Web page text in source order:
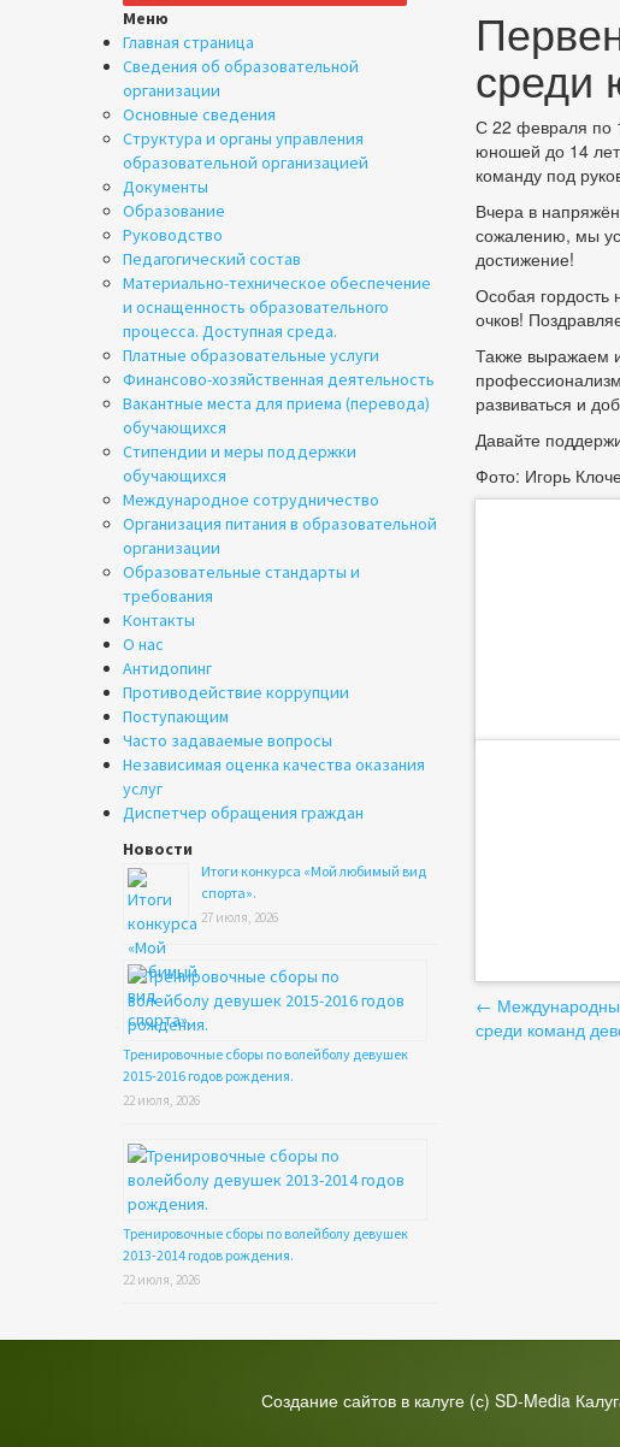
Меню
Главная страница
Сведения об образовательной
организации
Основные сведения
Структура и органы управления
образовательной организацией
Документы
Образование
Руководство
Педагогический состав
Материально-техническое обеспечение
и оснащенность образовательного
процесса. Доступная среда.
Платные образовательные услуги
Финансово-хозяйственная деятельность
Вакантные места для приема (перевода)
обучающихся
Стипендии и меры поддержки
обучающихся
Международное сотрудничество
Организация питания в образовательной
организации
Образовательные стандарты и
требования
Контакты
О нас
Антидопинг
Противодействие коррупции
Поступающим
Часто задаваемые вопросы
Независимая оценка качества оказания
услуг
Диспетчер обращения граждан
Новости
Итоги конкурса «Мой любимый вид
спорта».
27 июля, 2026
Тренировочные сборы по волейболу девушек
2015-2016 годов рождения.
22 июля, 2026
Тренировочные сборы по волейболу девушек
2013-2014 годов рождения.
22 июля, 2026
среди
С 22 февраля по
юношей до 14
команду под
Вчера в
сожалению, мы
достижение!
Особая
очков!
Также выражаем
развиваться и
Давайте
Фото: Игорь
←
среди команд
Создание сайтов в калуге (с) SD-Media